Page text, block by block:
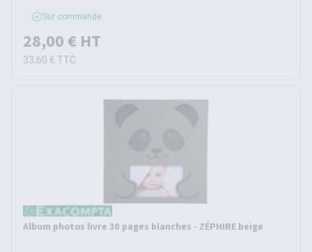
Sur commande
28,00 € HT
33,60 € TTC
Album photos livre 30 pages blanches - ZÉPHIRE beige